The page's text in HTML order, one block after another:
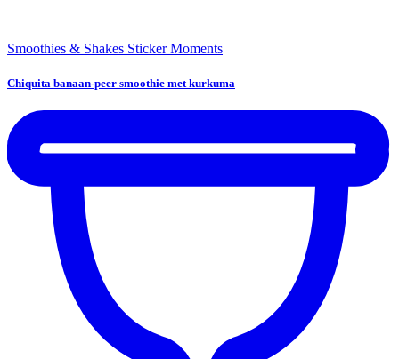
Smoothies & Shakes Sticker Moments
Chiquita banaan-peer smoothie met kurkuma